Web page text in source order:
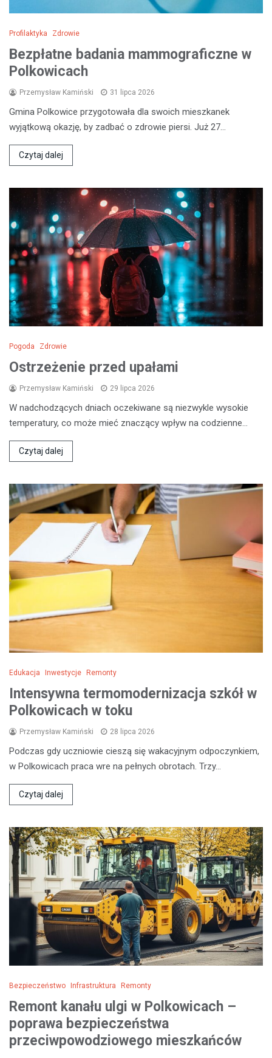
Profilaktyka Zdrowie
Bezpłatne badania mammograficzne w
Polkowicach
Przemysław Kamiński 31 lipca 2026
Gmina Polkowice przygotowała dla swoich mieszkanek
wyjątkową okazję, by zadbać o zdrowie piersi. Już 27…
Czytaj dalej
Pogoda Zdrowie
Ostrzeżenie przed upałami
Przemysław Kamiński 29 lipca 2026
W nadchodzących dniach oczekiwane są niezwykle wysokie
temperatury, co może mieć znaczący wpływ na codzienne…
Czytaj dalej
Edukacja Inwestycje Remonty
Intensywna termomodernizacja szkół w
Polkowicach w toku
Przemysław Kamiński 28 lipca 2026
Podczas gdy uczniowie cieszą się wakacyjnym odpoczynkiem,
w Polkowicach praca wre na pełnych obrotach. Trzy…
Czytaj dalej
Bezpieczeństwo Infrastruktura Remonty
Remont kanału ulgi w Polkowicach –
poprawa bezpieczeństwa
przeciwpowodziowego mieszkańców